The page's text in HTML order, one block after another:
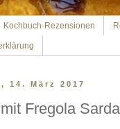
Kochbuch-Rezensionen
14. März 2017
Fregola Sarda